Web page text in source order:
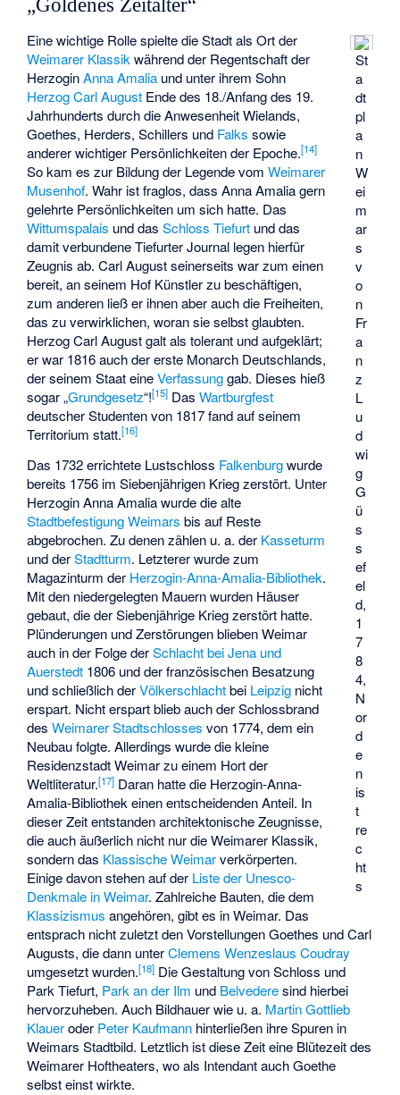
„Goldenes Zeitalter“
St
a
dt
pl
a
n
W
ei
m
ar
s
v
o
n
Fr
a
n
z
L
u
d
wi
g
G
ü
s
s
ef
el
d,
1
7
8
4,
N
or
d
e
n
is
t
re
c
ht
s
Eine wichtige Rolle spielte die Stadt als Ort der
Weimarer Klassik während der Regentschaft der
HerzoginAnna Amalia und unter ihrem Sohn
Herzog Carl August Ende des 18./Anfang des 19.
Jahrhunderts durch die Anwesenheit Wielands,
Goethes, Herders, Schillers und Falks sowie
anderer wichtiger Persönlichkeiten der Epoche.[14]
So kam es zur Bildung der Legende vomWeimarer
Musenhof. Wahr ist fraglos, dass Anna Amalia gern
gelehrte Persönlichkeiten um sich hatte. Das
Wittumspalais und dasSchloss Tiefurt und das
damit verbundeneTiefurter Journal legen hierfür
Zeugnis ab. Carl August seinerseits war zum einen
bereit, an seinem Hof Künstler zu beschäftigen,
zum anderen ließ er ihnen aber auch die Freiheiten,
das zu verwirklichen, woran sie selbst glaubten.
Herzog Carl August galt als tolerant und aufgeklärt;
er war 1816 auch der erste Monarch Deutschlands,
der seinem Staat eineVerfassunggab. Dieses hieß
sogar „Grundgesetz“![15] DasWartburgfest
deutscher Studenten von 1817 fand auf seinem
Territorium statt.[16]
Das 1732 errichtete Lustschloss Falkenburgwurde
bereits 1756 im Siebenjährigen Krieg zerstört. Unter
Herzogin Anna Amalia wurde die alte
Stadtbefestigung Weimars bis auf Reste
abgebrochen. Zu denen zählen u. a. der Kasseturm
und derStadtturm. Letzterer wurde zum
Magazinturm der Herzogin-Anna-Amalia-Bibliothek.
Mit den niedergelegten Mauern wurden Häuser
gebaut, die der Siebenjährige Krieg zerstört hatte.
Plünderungen und Zerstörungen blieben Weimar
auch in der Folge derSchlacht bei Jena und
Auerstedt 1806 und der französischen Besatzung
und schließlich derVölkerschlachtbei Leipzig nicht
erspart. Nicht erspart blieb auch der Schlossbrand
desWeimarer Stadtschlosses von 1774, dem ein
Neubau folgte. Allerdings wurde die kleine
Residenzstadt Weimar zu einem Hort der
Weltliteratur.[17] Daran hatte die Herzogin-Anna-
Amalia-Bibliothek einen entscheidenden Anteil. In
dieser Zeit entstanden architektonische Zeugnisse,
die auch äußerlich nicht nur die Weimarer Klassik,
sondern das Klassische Weimarverkörperten.
Einige davon stehen auf der Liste der Unesco-
Denkmale in Weimar. Zahlreiche Bauten, die dem
Klassizismus angehören, gibt es in Weimar. Das
entsprach nicht zuletzt den Vorstellungen Goethes und Carl
Augusts, die dann unterClemens Wenzeslaus Coudray
umgesetzt wurden.[18] Die Gestaltung vonSchloss und
Park Tiefurt, Park an der Ilm und Belvederesind hierbei
hervorzuheben. Auch Bildhauer wie u. a. Martin Gottlieb
Klaueroder Peter Kaufmann hinterließen ihre Spuren in
Weimars Stadtbild. Letztlich ist diese Zeit eine Blütezeit des
Weimarer Hoftheaters, wo als Intendant auch Goethe
selbst einst wirkte.